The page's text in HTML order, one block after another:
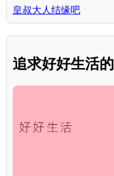
皇叔大人结缘吧
追求好好生活